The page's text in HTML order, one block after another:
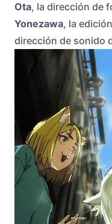
Ota, la dirección de
Yonezawa, la
dirección de sonido